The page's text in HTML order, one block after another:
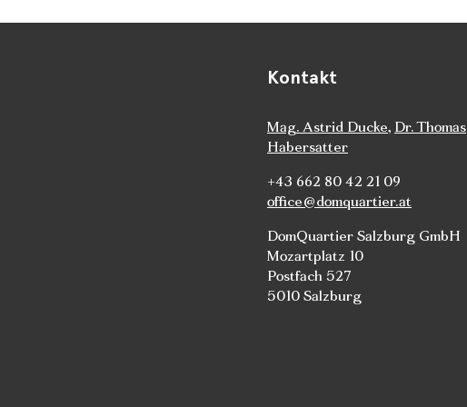
Kontakt
Mag. Astrid Ducke, Dr. Thomas
Habersatter
+43 662 80 42 21 09
office@domquartier.at
DomQuartier Salzburg GmbH
Mozartplatz 10
Postfach 527
5010 Salzburg